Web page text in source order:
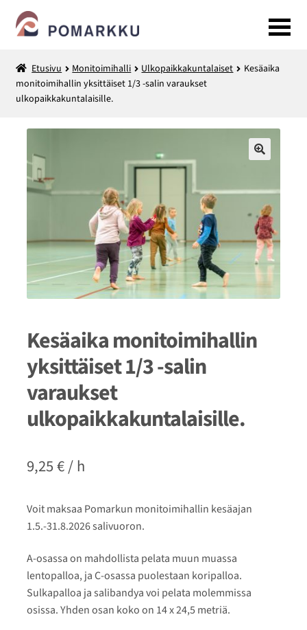
Siirry
Siirry
Kuntosali
TASON
Tilavaraukset ja välinevuokraus
Liikuntapalvelut
Retket
Etusivu Monitoimihalli Ulkopaikkakuntalaiset
Kesäaika
monitoimihallin yksittäiset 1/3 -salin varaukset
ulkopaikkakuntalaisille.
Kesäaika monitoimihallin
yksittäiset 1/3 -salin
varaukset
ulkopaikkakuntalaisille.
9,25€/ h
Voit maksaa Pomarkun monitoimihallin kesäajan
1.5.-31.8.2026 salivuoron.
A-osassa on mahdollista pelata muun muassa
lentopalloa, ja C-osassa puolestaan koripalloa.
Sulkapalloa ja salibandya voi pelata molemmissa
osissa. Yhden osan koko on 14 x 24,5 metriä.